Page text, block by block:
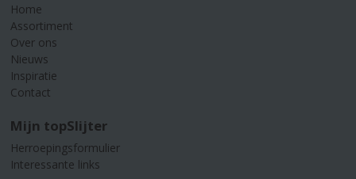
Home
Assortiment
Over ons
Nieuws
Inspiratie
Contact
Mijn topSlijter
Herroepingsformulier
Interessante links